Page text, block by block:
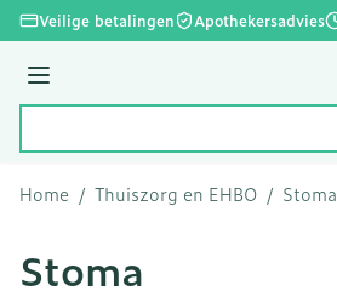
Ga naar de inhoud
Veilige betalingen Apothekersadvies
Menu
Home / Thuiszorg en EHBO / Stoma
Stoma